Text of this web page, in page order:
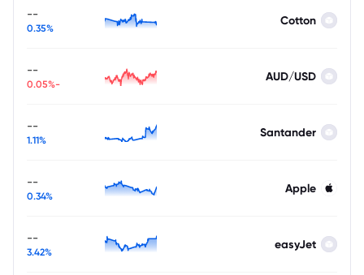
Cotton
--
0.35%
AUD/USD
--
-0.05%
Santander
--
1.11%
Apple
--
0.34%
easyJet
--
3.42%